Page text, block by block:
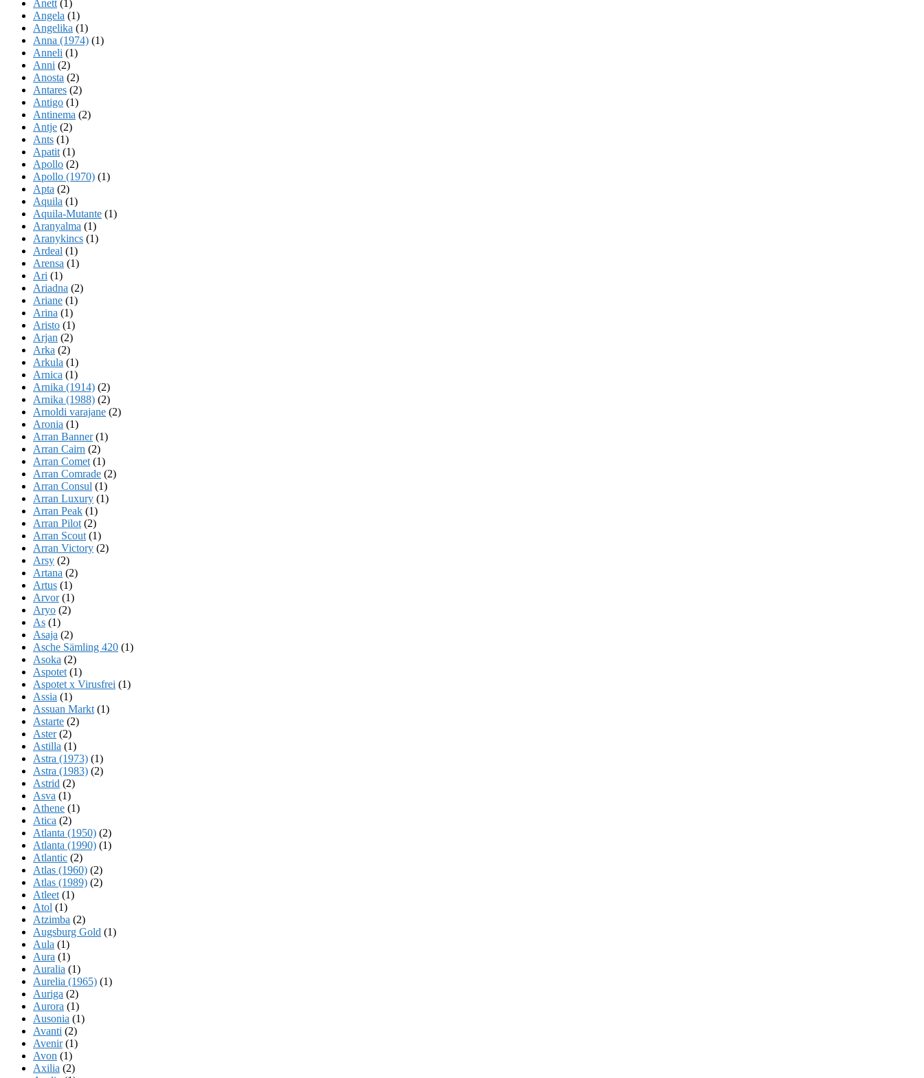
Anett (1)
Angela (1)
Angelika (1)
Anna (1974) (1)
Anneli (1)
Anni (2)
Anosta (2)
Antares (2)
Antigo (1)
Antinema (2)
Antje (2)
Ants (1)
Apatit (1)
Apollo (2)
Apollo (1970) (1)
Apta (2)
Aquila (1)
Aquila-Mutante (1)
Aranyalma (1)
Aranykincs (1)
Ardeal (1)
Arensa (1)
Ari (1)
Ariadna (2)
Ariane (1)
Arina (1)
Aristo (1)
Arjan (2)
Arka (2)
Arkula (1)
Arnica (1)
Arnika (1914) (2)
Arnika (1988) (2)
Arnoldi varajane (2)
Aronia (1)
Arran Banner(1)
Arran Cairn (2)
Arran Comet (1)
Arran Comrade (2)
Arran Consul (1)
Arran Luxury (1)
Arran Peak (1)
Arran Pilot (2)
Arran Scout (1)
Arran Victory (2)
Arsy (2)
Artana (2)
Artus (1)
Arvor(1)
Aryo (2)
As (1)
Asaja (2)
Asche Sämling 420 (1)
Asoka (2)
Aspotet (1)
Aspotet x Virusfrei (1)
Assia (1)
Assuan Markt (1)
Astarte (2)
Aster(2)
Astilla (1)
Astra (1973) (1)
Astra (1983) (2)
Astrid (2)
Asva (1)
Athene (1)
Atica (2)
Atlanta (1950) (2)
Atlanta (1990) (1)
Atlantic (2)
Atlas (1960) (2)
Atlas (1989) (2)
Atleet (1)
Atol (1)
Atzimba (2)
Augsburg Gold (1)
Aula (1)
Aura (1)
Auralia (1)
Aurelia (1965) (1)
Auriga (2)
Aurora (1)
Ausonia (1)
Avanti (2)
Avenir(1)
Avon (1)
Axilia (2)